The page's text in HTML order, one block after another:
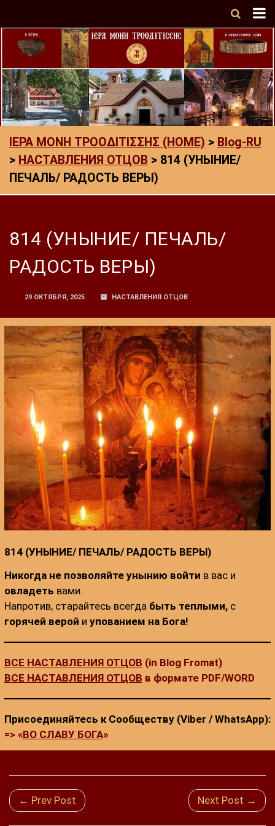
ΙΕΡΑ ΜΟΝΗ ΤΡΟΟΔΙΤΙΣΣΗΣ (HOME) > Blog-RU
> НАСТАВЛЕНИЯ ОТЦОВ > 814 (УНЫНИЕ/
ПЕЧАЛЬ/ РАДОСТЬ ВЕРЫ)
814 (УНЫНИЕ/ ПЕЧАЛЬ/
РАДОСТЬ ВЕРЫ)
29 ОКТЯБРЯ, 2025 НАСТАВЛЕНИЯ ОТЦОВ
814 (УНЫНИЕ/ ПЕЧАЛЬ/ РАДОСТЬ ВЕРЫ)
Никогда не позволяйте унынию войти в вас и
овладеть вами.
Напротив, старайтесь всегда быть теплыми,с
горячей верой и упованием на Бога!
ВСЕ НАСТАВЛЕНИЯ ОТЦОВ (in Blog Fromat)
ВСЕ НАСТАВЛЕНИЯ ОТЦОВ в формате PDF/WORD
Присоединяйтесь к Сообществу (Viber / WhatsApp):
=> «ВО СЛАВУ БОГА»
← Prev Post Next Post →